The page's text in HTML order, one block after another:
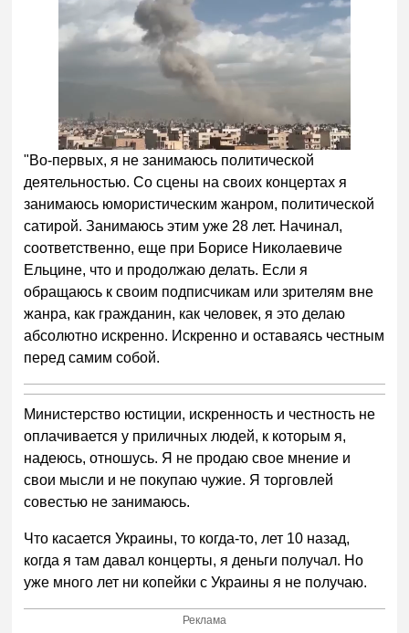
"Во-первых, я не занимаюсь политической
деятельностью. Со сцены на своих концертах я
занимаюсь юмористическим жанром, политической
сатирой. Занимаюсь этим уже 28 лет. Начинал,
соответственно, еще при Борисе Николаевиче
Ельцине, что и продолжаю делать. Если я
обращаюсь к своим подписчикам или зрителям вне
жанра, как гражданин, как человек, я это делаю
абсолютно искренно. Искренно и оставаясь честным
перед самим собой.
Министерство юстиции, искренность и честность не
оплачивается у приличных людей, к которым я,
надеюсь, отношусь. Я не продаю свое мнение и
свои мысли и не покупаю чужие. Я торговлей
совестью не занимаюсь.
Что касается Украины, то когда-то, лет 10 назад,
когда я там давал концерты, я деньги получал. Но
уже много лет ни копейки с Украины я не получаю.
Реклама